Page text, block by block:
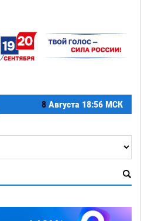
8 Августа 18:56 МСК